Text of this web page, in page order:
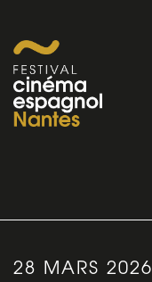
28 MARS 2026